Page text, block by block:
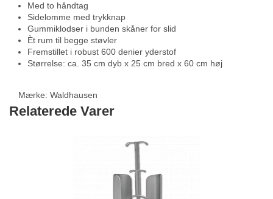
Med to håndtag
Sidelomme med trykknap
Gummiklodser i bunden skåner for slid
Èt rum til begge støvler
Fremstillet i robust 600 denier yderstof
Størrelse: ca. 35 cm dyb x 25 cm bred x 60 cm høj
Mærke: Waldhausen
Relaterede Varer